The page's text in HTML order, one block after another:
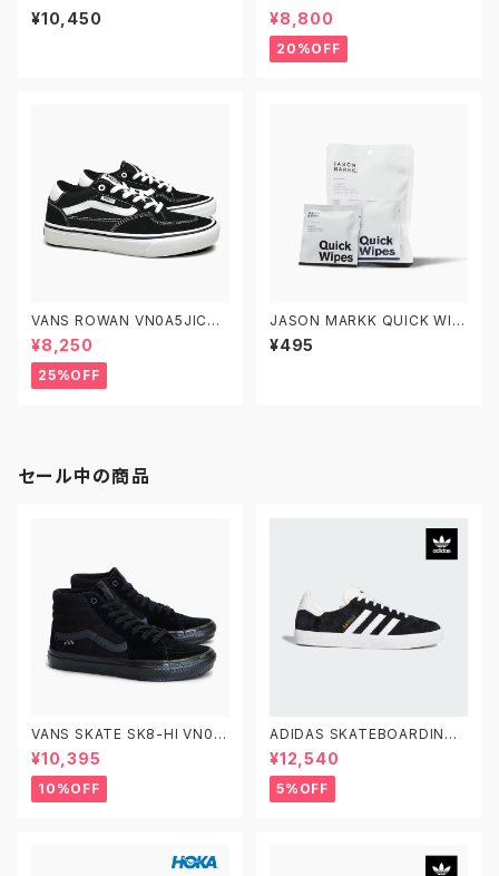
N0A5FCBY28 26.0-27.5 ヴ
ァンズ スケートオールドスクー
¥10,450
ジョイ スケートボード デッキ ス
ケボー 8.0 8.25 8.5
¥8,800
20%OFF
VANS ROWAN VN0A5JIC6B
T BLACK/TRUE WHITE 22.5
-29.0 ヴァンズ スケート ローワ
ン スケシュー スケートシューズ
¥8,250
25%OFF
JASON MARKK QUICK WIP
ES 3 PACK ジェイソンマーク
クイックワイプス 3パック スニ
¥495
セール中の商品
VANS SKATE SK8-HI VN0A
5FCCBKA 26.0-29.0 ヴァン
ズ スケートスケートハイ
¥10,395
10%OFF
ADIDAS SKATEBOARDING
GAZELLE ADV FX6563 23.0
-29.0 アディダス スケートボー
ディング ガゼルADV スエード
黒白
¥12,540
5%OFF